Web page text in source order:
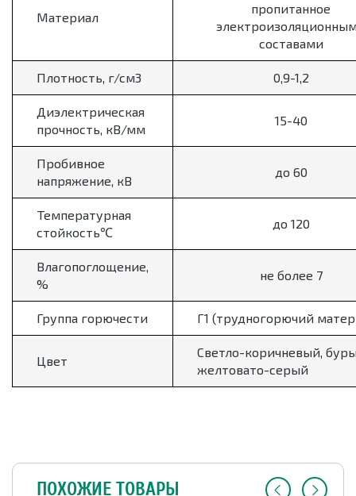
Материал
пропитанное
составами
Плотность, г/см3 0,9-1,2
Диэлектрическая
прочность, кВ/мм
15-40
Пробивное
напряжение, кВ
до 60
Температурная
стойкость℃
до 120
Влагопоглощение,
%
не более 7
Группа горючести Г1 (трудногорючий
Цвет
Светло-коричневый,
желтовато-серый
ПОХОЖИЕ ТОВАРЫ